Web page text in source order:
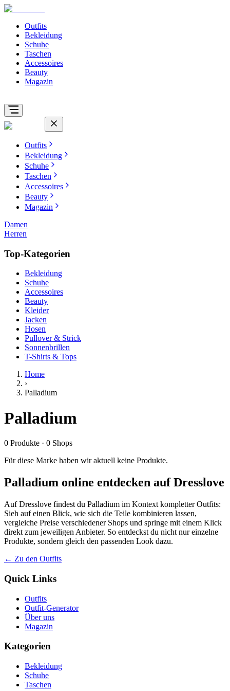
Outfits
Bekleidung
Schuhe
Taschen
Accessoires
Beauty
Magazin
Outfits
Bekleidung
Schuhe
Taschen
Accessoires
Beauty
Magazin
Damen
Herren
Top-Kategorien
Bekleidung
Schuhe
Accessoires
Beauty
Kleider
Jacken
Hosen
Pullover & Strick
Sonnenbrillen
T-Shirts & Tops
Home
›
Palladium
Palladium
0 Produkte · 0 Shops
Für diese Marke haben wir aktuell keine Produkte.
Palladium online entdecken auf Dresslove
Auf Dresslove findest du Palladium im Kontext kompletter Outfits:
Sieh auf einen Blick, wie sich die Teile kombinieren lassen,
vergleiche Preise verschiedener Shops und springe mit einem Klick
direkt zum jeweiligen Anbieter. So entdeckst du nicht nur einzelne
Produkte, sondern gleich den passenden Look dazu.
← Zu den Outfits
Quick Links
Outfits
Outfit-Generator
Über uns
Magazin
Kategorien
Bekleidung
Schuhe
Taschen